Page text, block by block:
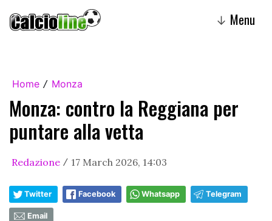
↓ Menu
Home / Monza
Monza: contro la Reggiana per
puntare alla vetta
Redazione / 17 March 2026, 14:03
Twitter Facebook Whatsapp Telegram
Email